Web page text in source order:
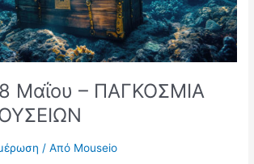
Μαΐου – ΠΑΓΚΟΣΜΙΑ
/ Από Mouseio